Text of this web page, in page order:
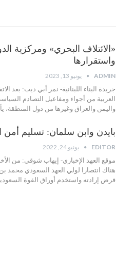
«الائتلاف البحري» ومركزية
واستقرارها
ADMIN يونيو 13, 2023
جريدة البناء اللبنانية- نمر أبي ديب: بعد
العربية من أجواء ومفاعيل التصادم
واليمن والعراق وغيرها من دول المنطقة،
بايدن وابن سلمان: تسليم أمن
EDITOR يونيو 24, 2022
موقع العهد الإخباري- إيهاب شوقي: من
هناك انتصارا لولي العهد السعودي محمد
فرض إرادته واستخدم أوراق القوة